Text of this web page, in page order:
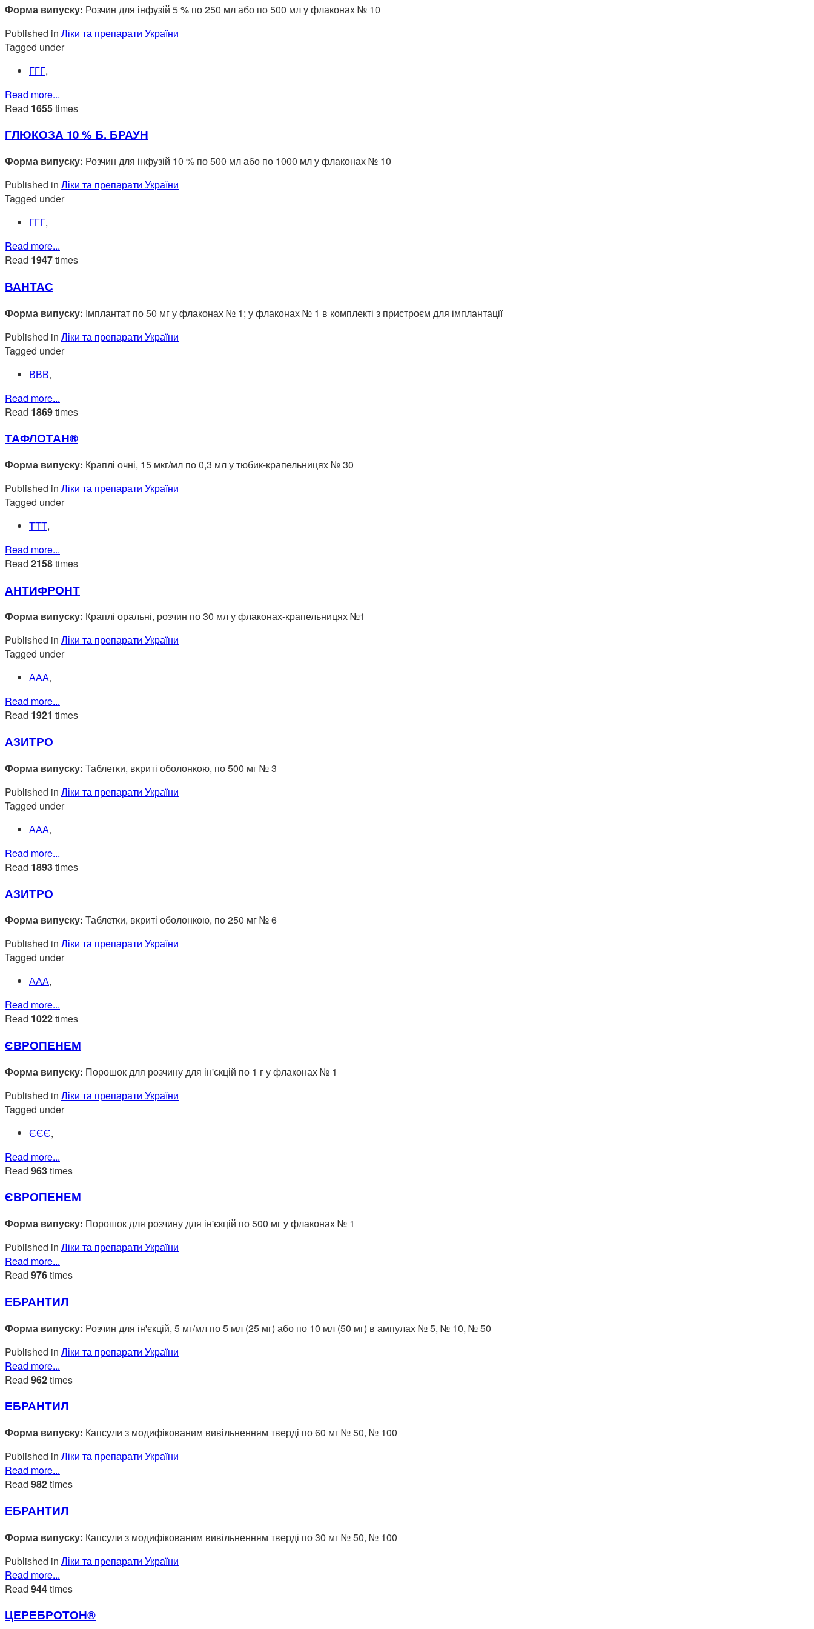
Форма випуску: Розчин для інфузій 5 % по 250 мл або по 500 мл у флаконах № 10
Published in Ліки та препарати України
Tagged under
ГГГ,
Read more...
Read 1655times
ГЛЮКОЗА 10 % Б. БРАУН
Форма випуску: Розчин для інфузій 10 % по 500 мл або по 1000 мл у флаконах № 10
Published in Ліки та препарати України
Tagged under
ГГГ,
Read more...
Read 1947times
ВАНТАС
Форма випуску: Імплантат по 50 мг у флаконах № 1; у флаконах № 1 в комплекті з пристроєм для імплантації
Published in Ліки та препарати України
Tagged under
ВВВ,
Read more...
Read 1869times
ТАФЛОТАН®
Форма випуску: Краплі очні, 15 мкг/мл по 0,3 мл у тюбик-крапельницях № 30
Published in Ліки та препарати України
Tagged under
ТТТ,
Read more...
Read 2158times
АНТИФРОНТ
Форма випуску: Краплі оральні, розчин по 30 мл у флаконах-крапельницях №1
Published in Ліки та препарати України
Tagged under
ААА,
Read more...
Read 1921 times
АЗИТРО
Форма випуску: Таблетки, вкриті оболонкою, по 500 мг № 3
Published in Ліки та препарати України
Tagged under
ААА,
Read more...
Read 1893times
АЗИТРО
Форма випуску: Таблетки, вкриті оболонкою, по 250 мг № 6
Published in Ліки та препарати України
Tagged under
ААА,
Read more...
Read 1022times
ЄВРОПЕНЕМ
Форма випуску: Порошок для розчину для ін'єкцій по 1 г у флаконах № 1
Published in Ліки та препарати України
Tagged under
ЄЄЄ,
Read more...
Read 963times
ЄВРОПЕНЕМ
Форма випуску: Порошок для розчину для ін'єкцій по 500 мг у флаконах № 1
Published in Ліки та препарати України
Read more...
Read 976times
ЕБРАНТИЛ
Форма випуску: Розчин для ін'єкцій, 5 мг/мл по 5 мл (25 мг) або по 10 мл (50 мг) в ампулах № 5, № 10, № 50
Published in Ліки та препарати України
Read more...
Read 962times
ЕБРАНТИЛ
Форма випуску: Капсули з модифікованим вивільненням тверді по 60 мг № 50, № 100
Published in Ліки та препарати України
Read more...
Read 982times
ЕБРАНТИЛ
Форма випуску: Капсули з модифікованим вивільненням тверді по 30 мг № 50, № 100
Published in Ліки та препарати України
Read more...
Read 944times
ЦЕРЕБРОТОН®